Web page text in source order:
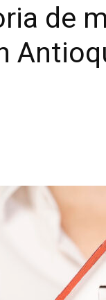
de